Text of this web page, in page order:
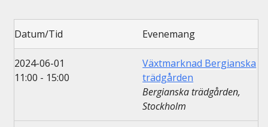
Datum/Tid Evenemang
2024-06-01
11:00 - 15:00
Växtmarknad Bergianska
trädgården
Bergianska trädgården,
Stockholm